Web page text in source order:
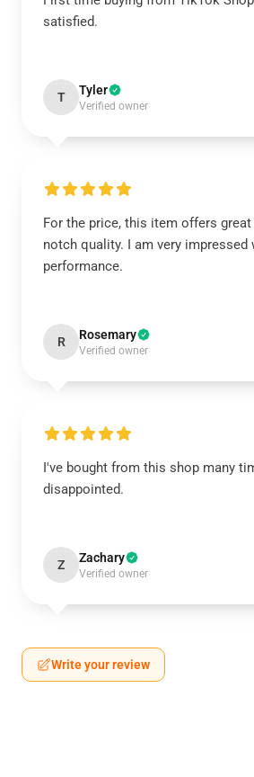
satisfied.
T Tyler
Verified owner
For the price, this item offers great
notch quality. I am very impressed
performance.
R Rosemary
Verified owner
I've bought from this shop many
disappointed.
Z Zachary
Verified owner
Write your review